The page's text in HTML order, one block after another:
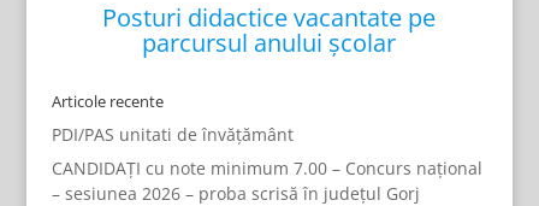
Posturi didactice vacantate pe
parcursul anului școlar
Articole recente
PDI/PAS unitati de învățământ
CANDIDAȚI cu note minimum 7.00 – Concurs național
– sesiunea 2026 – proba scrisă în județul Gorj